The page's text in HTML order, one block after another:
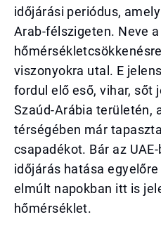
időjárási periódus,
Arab-félszigeten. Neve
viszonyokra utal. E
fordul elő eső, vihar, sőt
Szaúd-Arábia területén,
térségében már
csapadékot. Bár az
időjárás hatása
elmúlt napokban itt is
hőmérséklet.